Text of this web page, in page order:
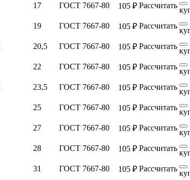
17 ГОСТ 7667-80 105 ₽ Рассчитать
19 ГОСТ 7667-80 105 ₽ Рассчитать
20,5 ГОСТ 7667-80 105 ₽ Рассчитать
22 ГОСТ 7667-80 105 ₽ Рассчитать
23,5 ГОСТ 7667-80 105 ₽ Рассчитать
25 ГОСТ 7667-80 105 ₽ Рассчитать
27 ГОСТ 7667-80 105 ₽ Рассчитать
28 ГОСТ 7667-80 105 ₽ Рассчитать
31 ГОСТ 7667-80 105 ₽ Рассчитать